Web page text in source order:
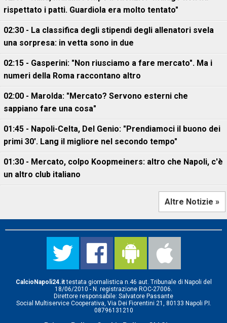
rispettato i patti. Guardiola era molto tentato"
02:30 - La classifica degli stipendi degli allenatori svela
una sorpresa: in vetta sono in due
02:15 - Gasperini: "Non riusciamo a fare mercato". Ma i
numeri della Roma raccontano altro
02:00 - Marolda: "Mercato? Servono esterni che
sappiano fare una cosa"
01:45 - Napoli-Celta, Del Genio: "Prendiamoci il buono dei
primi 30'. Lang il migliore nel secondo tempo"
01:30 - Mercato, colpo Koopmeiners: altro che Napoli, c'è
un altro club italiano
Altre Notizie »
CalcioNapoli24.ittestata giornalistica n.46 aut. Tribunale di Napoli del
18/06/2010 - N. registrazione ROC-27006.
Direttore responsabile: Salvatore Passante
Social Multiservice Cooperativa, Via Dei Fiorentini 21, 80133 Napoli P.I.
08796131210